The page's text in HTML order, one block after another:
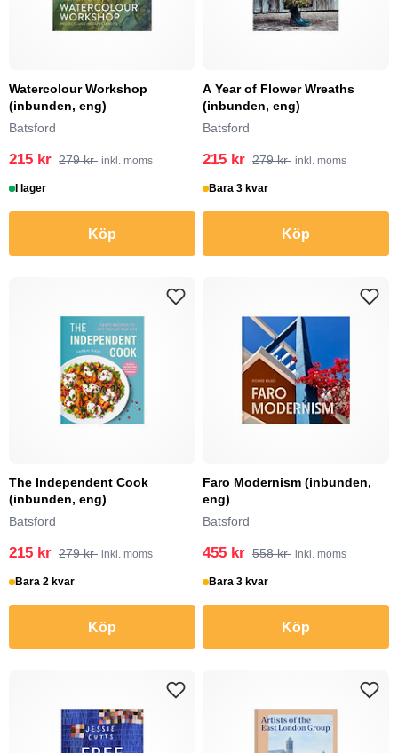
Watercolour Workshop
(inbunden, eng)
Batsford
215 kr 279 kr inkl. moms
I lager
Köp
A Year of Flower Wreaths
(inbunden, eng)
Batsford
215 kr 279 kr inkl. moms
Bara 3 kvar
Köp
The Independent Cook
(inbunden, eng)
Batsford
215 kr 279 kr inkl. moms
Bara 2 kvar
Köp
Faro Modernism (inbunden,
eng)
Batsford
455 kr 558 kr inkl. moms
Bara 3 kvar
Köp